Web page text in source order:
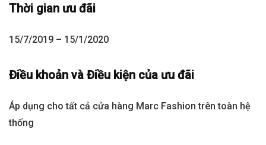
Thời gian ưu đãi
15/7/2019 – 15/1/2020
Điều khoản và Điều kiện của ưu đãi
Áp dụng cho tất cả cửa hàng Marc Fashion trên toàn hệ
thống